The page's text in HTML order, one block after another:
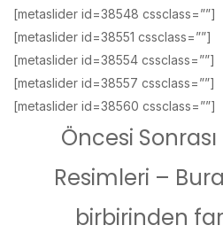
[metaslider id=38548 cssclass=””]
[metaslider id=38551 cssclass=””]
[metaslider id=38554 cssclass=””]
[metaslider id=38557 cssclass=””]
[metaslider id=38560 cssclass=””]
Öncesi
Resimleri –
birbirinden